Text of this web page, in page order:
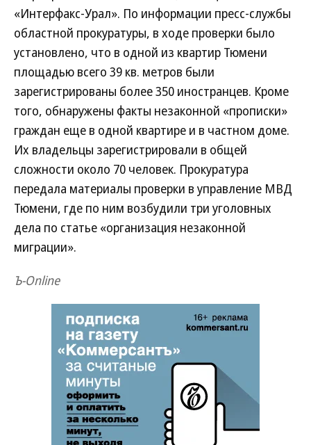
«Интерфакс-Урал». По информации пресс-службы
областной прокуратуры, в ходе проверки было
установлено, что в одной из квартир Тюмени
площадью всего 39 кв. метров были
зарегистрированы более 350 иностранцев. Кроме
того, обнаружены факты незаконной «прописки»
граждан еще в одной квартире и в частном доме.
Их владельцы зарегистрировали в общей
сложности около 70 человек. Прокуратура
передала материалы проверки в управление МВД
Тюмени, где по ним возбудили три уголовных
дела по статье «организация незаконной
миграции».
Ъ-Online